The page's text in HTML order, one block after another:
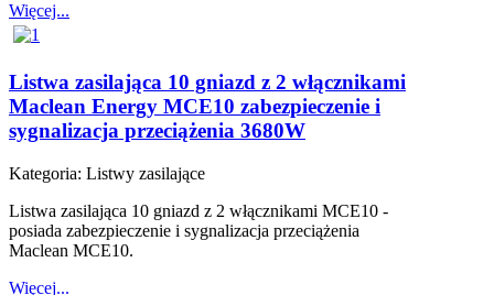
Więcej...
Listwa zasilająca 10 gniazd z 2 włącznikami
Maclean Energy MCE10 zabezpieczenie i
sygnalizacja przeciążenia 3680W
Kategoria: Listwy zasilające
Listwa zasilająca 10 gniazd z 2 włącznikami MCE10 -
posiada zabezpieczenie i sygnalizacja przeciążenia
Maclean MCE10.
Więcej...